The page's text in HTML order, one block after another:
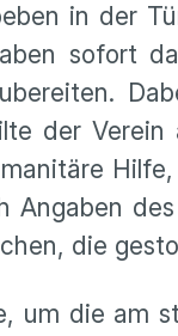
in der
sofort
der
Angaben
die
um die am